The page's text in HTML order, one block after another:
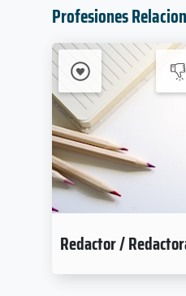
Profesiones
Redactor /